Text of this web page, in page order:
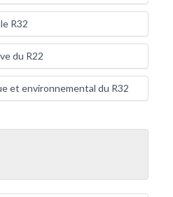
R32
du R22
et environnemental du R32